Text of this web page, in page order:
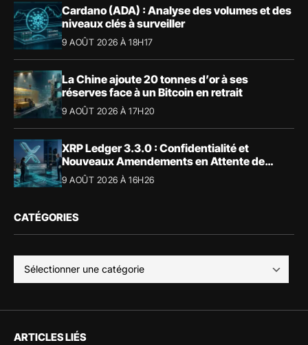
Cardano (ADA) : Analyse des volumes et des
niveaux clés à surveiller
9 AOÛT 2026 À 18H17
La Chine ajoute 20 tonnes d’or à ses
réserves face à un Bitcoin en retrait
9 AOÛT 2026 À 17H20
XRP Ledger 3.3.0 : Confidentialité et
Nouveaux Amendements en Attente de
Validation
9 AOÛT 2026 À 16H26
CATÉGORIES
ARTICLES LIÉS